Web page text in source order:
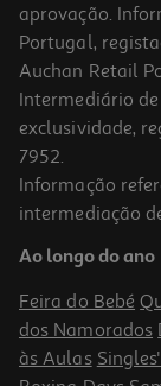
Capa Sensation+
19.99 €/un
19,99 €
aprovação.
Portugal,
Auchan Retail
Intermediário
exclusividade,
7952.
Informação
intermediação
Ao longo do ano
Feira do Bebé
dos Namorados
às Aulas